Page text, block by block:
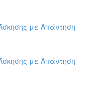
με Απάντηση
με Απάντηση